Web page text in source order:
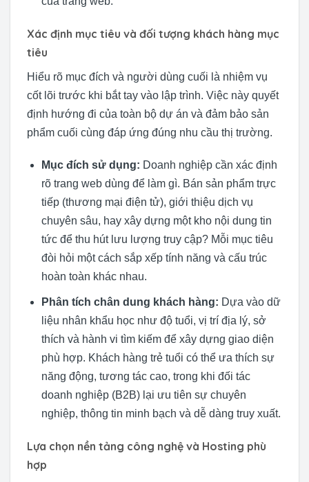
Xác định mục tiêu và đối tượng khách hàng mục
tiêu
Hiểu rõ mục đích và người dùng cuối là nhiệm vụ
cốt lõi trước khi bắt tay vào lập trình. Việc này quyết
định hướng đi của toàn bộ dự án và đảm bảo sản
phẩm cuối cùng đáp ứng đúng nhu cầu thị trường.
Mục đích sử dụng: Doanh nghiệp cần xác định
rõ trang web dùng để làm gì. Bán sản phẩm trực
tiếp (thương mại điện tử), giới thiệu dịch vụ
chuyên sâu, hay xây dựng một kho nội dung tin
tức để thu hút lưu lượng truy cập? Mỗi mục tiêu
đòi hỏi một cách sắp xếp tính năng và cấu trúc
hoàn toàn khác nhau.
Phân tích chân dung khách hàng: Dựa vào dữ
liệu nhân khẩu học như độ tuổi, vị trí địa lý, sở
thích và hành vi tìm kiếm để xây dựng giao diện
phù hợp. Khách hàng trẻ tuổi có thể ưa thích sự
năng động, tương tác cao, trong khi đối tác
doanh nghiệp (B2B) lại ưu tiên sự chuyên
nghiệp, thông tin minh bạch và dễ dàng truy xuất.
Lựa chọn nền tảng công nghệ và Hosting phù
hợp